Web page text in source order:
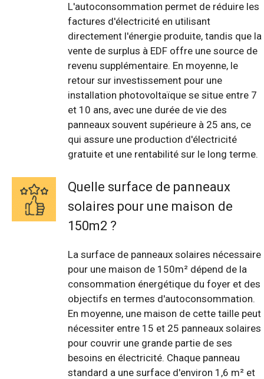
L'autoconsommation permet de réduire les
factures d'électricité en utilisant
directement l'énergie produite, tandis que la
vente de surplus à EDF offre une source de
revenu supplémentaire. En moyenne, le
retour sur investissement pour une
installation photovoltaïque se situe entre 7
et 10 ans, avec une durée de vie des
panneaux souvent supérieure à 25 ans, ce
qui assure une production d'électricité
gratuite et une rentabilité sur le long terme.
Quelle surface de panneaux
solaires pour une maison de
150m2 ?
La surface de panneaux solaires nécessaire
pour une maison de 150m² dépend de la
consommation énergétique du foyer et des
objectifs en termes d'autoconsommation.
En moyenne, une maison de cette taille peut
nécessiter entre 15 et 25 panneaux solaires
pour couvrir une grande partie de ses
besoins en électricité. Chaque panneau
standard a une surface d'environ 1,6 m² et